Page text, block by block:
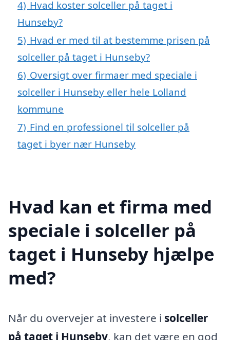
4) Hvad koster solceller på taget i
Hunseby?
5) Hvad er med til at bestemme prisen på
solceller på taget i Hunseby?
6) Oversigt over firmaer med speciale i
solceller i Hunseby eller hele Lolland
kommune
7) Find en professionel til solceller på
taget i byer nær Hunseby
Hvad kan et firma med
speciale i solceller på
taget i Hunseby hjælpe
med?
Når du overvejer at investere i solceller
på taget i Hunseby, kan det være en god